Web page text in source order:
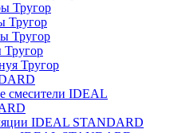
Тругор
Тругор
Тругор
Тругор
Тругор
смесители IDEAL
IDEAL STANDARD